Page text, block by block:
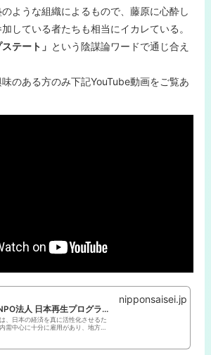
ような組織によるもので、藤原に心酔し
している者たちも相当にイカレている。
テート」 という陰謀論ワードで通じ合え
のある方のみ下記YouTube動画をご覧あ
認定NPO法人 日本再生プログラム推進フォーラム
、日本の経済を真に活性化させるた
需中心に十分に雇用があり、地方の
い経済の枠組みを創造し、提言する
nipponsaisei.jp